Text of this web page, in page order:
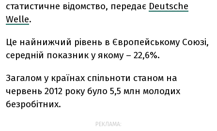
статистичне відомство, передає Deutsche
Welle.
Це найнижчий рівень в Європейському Союзі,
середній показник у якому – 22,6%.
Загалом у країнах спільноти станом на
червень 2012 року було 5,5 млн молодих
безробітних.
РЕКЛАМА: